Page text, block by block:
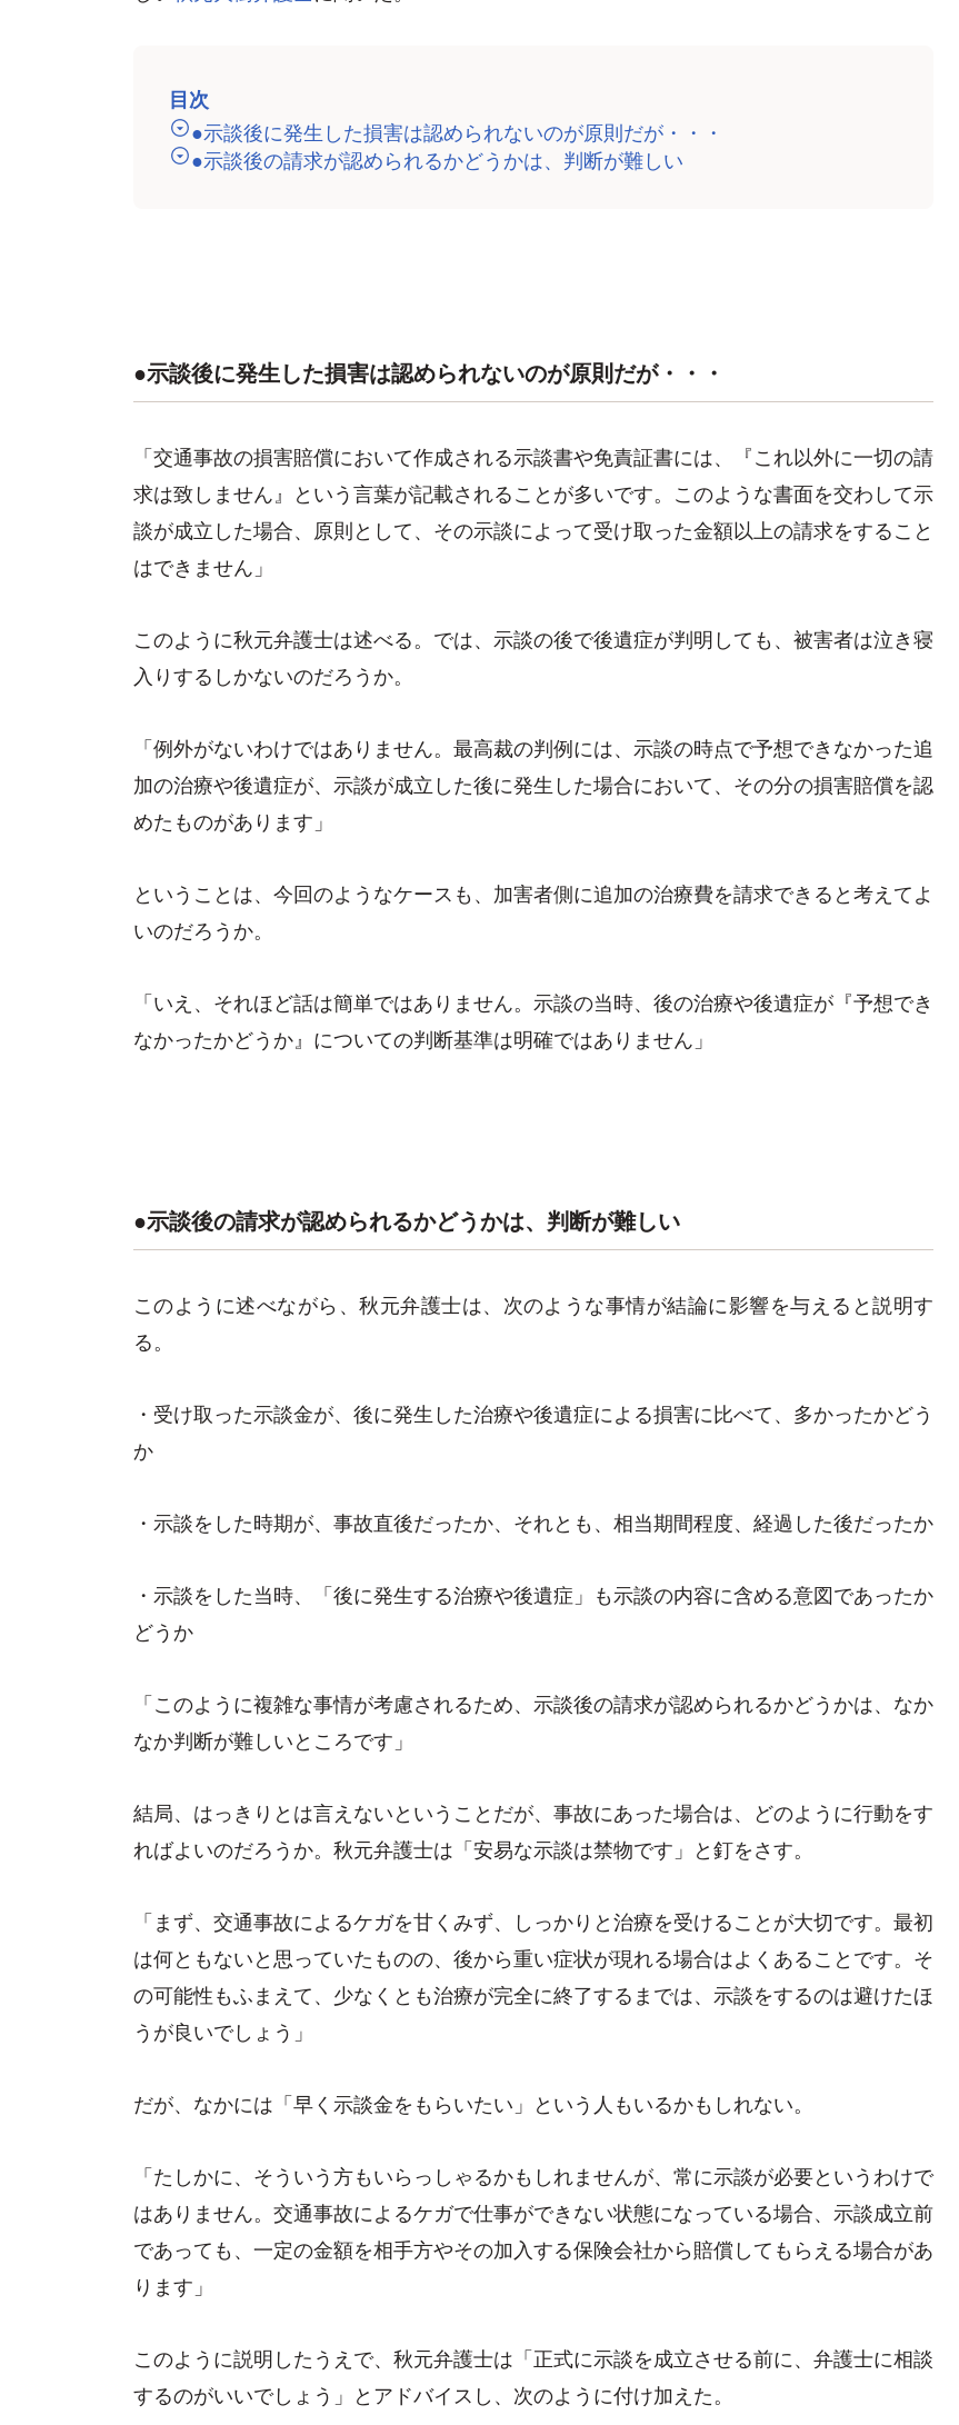
目次
●示談後に発生した損害は認められないのが原則だが・・・
●示談後の請求が認められるかどうかは、判断が難しい
●示談後に発生した損害は認められないのが原則だが・・・
「交通事故の損害賠償において作成される示談書や免責証書には、『これ以外に一切の請
求は致しません』という言葉が記載されることが多いです。このような書面を交わして示
談が成立した場合、原則として、その示談によって受け取った金額以上の請求をすること
はできません」
このように秋元弁護士は述べる。では、示談の後で後遺症が判明しても、被害者は泣き寝
入りするしかないのだろうか。
「例外がないわけではありません。最高裁の判例には、示談の時点で予想できなかった追
加の治療や後遺症が、示談が成立した後に発生した場合において、その分の損害賠償を認
めたものがあります」
ということは、今回のようなケースも、加害者側に追加の治療費を請求できると考えてよ
いのだろうか。
「いえ、それほど話は簡単ではありません。示談の当時、後の治療や後遺症が『予想でき
なかったかどうか』についての判断基準は明確ではありません」
●示談後の請求が認められるかどうかは、判断が難しい
このように述べながら、秋元弁護士は、次のような事情が結論に影響を与えると説明す
る。
・受け取った示談金が、後に発生した治療や後遺症による損害に比べて、多かったかどう
か
・示談をした時期が、事故直後だったか、それとも、相当期間程度、経過した後だったか
・示談をした当時、「後に発生する治療や後遺症」も示談の内容に含める意図であったか
どうか
「このように複雑な事情が考慮されるため、示談後の請求が認められるかどうかは、なか
なか判断が難しいところです」
結局、はっきりとは言えないということだが、事故にあった場合は、どのように行動をす
ればよいのだろうか。秋元弁護士は「安易な示談は禁物です」と釘をさす。
「まず、交通事故によるケガを甘くみず、しっかりと治療を受けることが大切です。最初
は何ともないと思っていたものの、後から重い症状が現れる場合はよくあることです。そ
の可能性もふまえて、少なくとも治療が完全に終了するまでは、示談をするのは避けたほ
うが良いでしょう」
だが、なかには「早く示談金をもらいたい」という人もいるかもしれない。
「たしかに、そういう方もいらっしゃるかもしれませんが、常に示談が必要というわけで
はありません。交通事故によるケガで仕事ができない状態になっている場合、示談成立前
であっても、一定の金額を相手方やその加入する保険会社から賠償してもらえる場合があ
ります」
このように説明したうえで、秋元弁護士は「正式に示談を成立させる前に、弁護士に相談
するのがいいでしょう」とアドバイスし、次のように付け加えた。